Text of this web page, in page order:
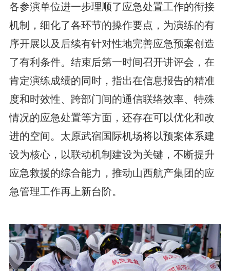
各参演单位进一步理顺了应急处置工作的衔接
机制，细化了各环节的操作要点，为演练的有
序开展以及后续有针对性地完善应急预案创造
了有利条件。结束后第一时间召开讲评会，在
肯定演练成绩的同时，指出在信息报告的精准
度和时效性、跨部门间的通信联络效率、特殊
情况的应急处置等方面，还存在可以优化和改
进的空间。太原武宿国际机场将以预案体系建
设为核心，以联动机制建设为关键，不断提升
应急救援的综合能力，推动山西航产集团的应
急管理工作再上新台阶。